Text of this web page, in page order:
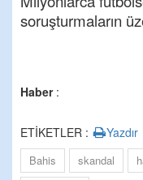
soruşturmaların
Haber:
ETİKETLER : Yazdır
Bahis skandal